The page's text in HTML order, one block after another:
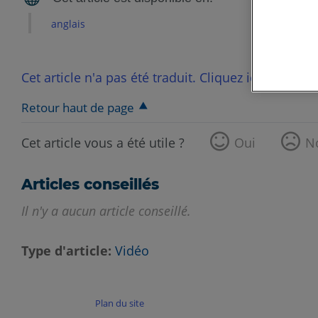
anglais
Cet article n'a pas été traduit. Cliquez ici pour
Retour haut de page
Cet article vous a été utile ? Oui
Articles conseillés
Il n'y a aucun article conseillé.
Type d'article Vidéo
Plan du site